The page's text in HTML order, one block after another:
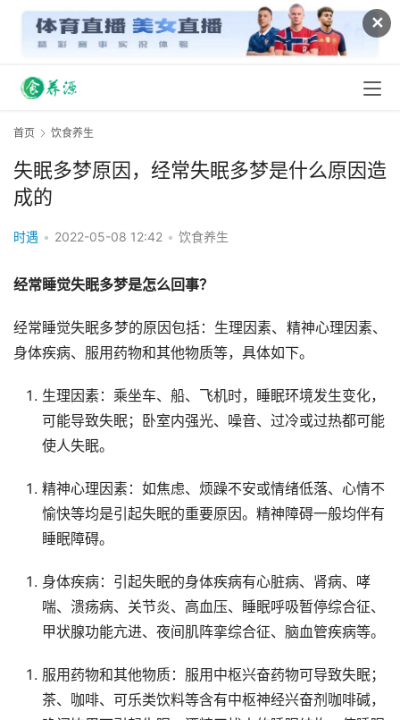
✕
首页 饮食养生
失眠多梦原因，经常失眠多梦是什么原因造
成的
时遇 • 2022-05-08 12:42 • 饮食养生
经常睡觉失眠多梦是怎么回事？
经常睡觉失眠多梦的原因包括：生理因素、精神心理因素、
身体疾病、服用药物和其他物质等，具体如下。
生理因素：乘坐车、船、飞机时，睡眠环境发生变化，
可能导致失眠；卧室内强光、噪音、过冷或过热都可能
使人失眠。
精神心理因素：如焦虑、烦躁不安或情绪低落、心情不
愉快等均是引起失眠的重要原因。精神障碍一般均伴有
睡眠障碍。
身体疾病：引起失眠的身体疾病有心脏病、肾病、哮
喘、溃疡病、关节炎、高血压、睡眠呼吸暂停综合征、
甲状腺功能亢进、夜间肌阵挛综合征、脑血管疾病等。
服用药物和其他物质：服用中枢兴奋药物可导致失眠；
茶、咖啡、可乐类饮料等含有中枢神经兴奋剂咖啡碱，